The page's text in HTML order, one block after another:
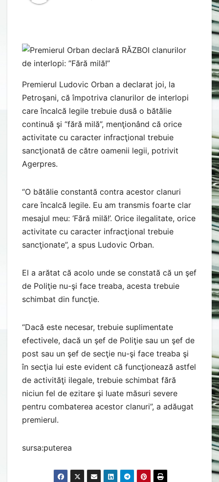
Premierul Ludovic Orban a declarat joi, la
Petroşani, că împotriva clanurilor de interlopi
care încalcă legile trebuie dusă o bătălie
continuă şi “fără milă”, menţionând că orice
activitate cu caracter infracţional trebuie
sancţionată de către oamenii legii, potrivit
Agerpres.
“O bătălie constantă contra acestor clanuri
care încalcă legile. Eu am transmis foarte clar
mesajul meu: ‘Fără milă!’. Orice ilegalitate, orice
activitate cu caracter infracţional trebuie
sancţionate”, a spus Ludovic Orban.
El a arătat că acolo unde se constată că un şef
de Poliţie nu-şi face treaba, acesta trebuie
schimbat din funcţie.
“Dacă este necesar, trebuie suplimentate
efectivele, dacă un şef de Poliţie sau un şef de
post sau un şef de secţie nu-şi face treaba şi
în secţia lui este evident că funcţionează astfel
de activităţi ilegale, trebuie schimbat fără
niciun fel de ezitare şi luate măsuri severe
pentru combaterea acestor clanuri”, a adăugat
premierul.
sursa:puterea